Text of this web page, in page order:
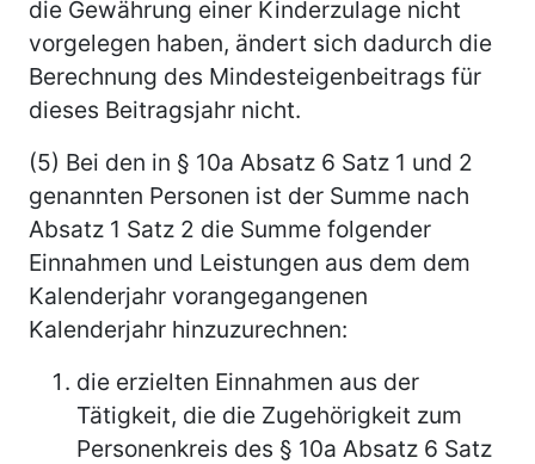
die Gewährung einer Kinderzulage nicht
vorgelegen haben, ändert sich dadurch die
Berechnung des Mindesteigenbeitrags für
dieses Beitragsjahr nicht.
(5) Bei den in § 10a Absatz 6 Satz 1 und 2
genannten Personen ist der Summe nach
Absatz 1 Satz 2 die Summe folgender
Einnahmen und Leistungen aus dem dem
Kalenderjahr vorangegangenen
Kalenderjahr hinzuzurechnen:
die erzielten Einnahmen aus der
Tätigkeit, die die Zugehörigkeit zum
Personenkreis des § 10a Absatz 6 Satz